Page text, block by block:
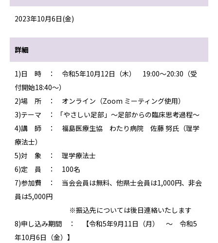
2023年10月6日(金)
詳細
1)日 時 ： 令和5年10月12日（木） 19:00～20:30（受
付開始18:40～）
2)場 所 ： オンライン（Zoom ミーティング使用）
3)テーマ ： 「やさしい足部」～足部からの臨床思考過程～
4)講 師 ： 福島医療生協 わたり病院 佐藤 努氏（理学
療法士）
5)対 象 ： 理学療法士
6)定 員 ： 100名
7)参加費 ： 当会会員は無料、他県士会員は1,000円、非会
員は5,000円
※振込先については後日連絡いたします
8)申し込み期間 ： 【令和5年9月11日（月） ～ 令和5
年10月6日（金）】